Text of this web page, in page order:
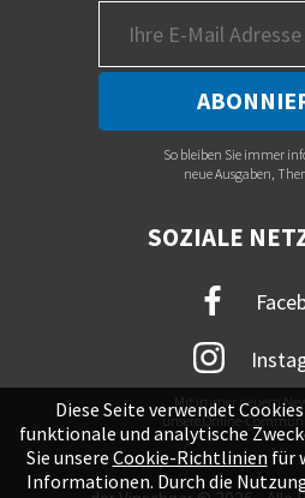
So bleiben Sie immer
neue Ausgaben,
SOZIALE
Mit immer neuem
unsere Online-
Diese Seite verwendet
funktionale und analytische
Sie unsere Cookie-Richtlinien für
Informationen. Durch die